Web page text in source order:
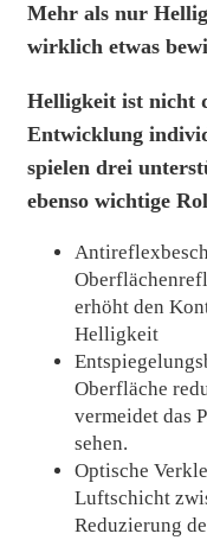
Mehr als nur
wirklich etwas
Helligkeit ist nicht
Entwicklung
spielen drei
ebenso wichtige
erhöht den
Helligkeit
Oberfläche
vermeidet das
sehen.
Optische
Luftschicht
Reduzierung